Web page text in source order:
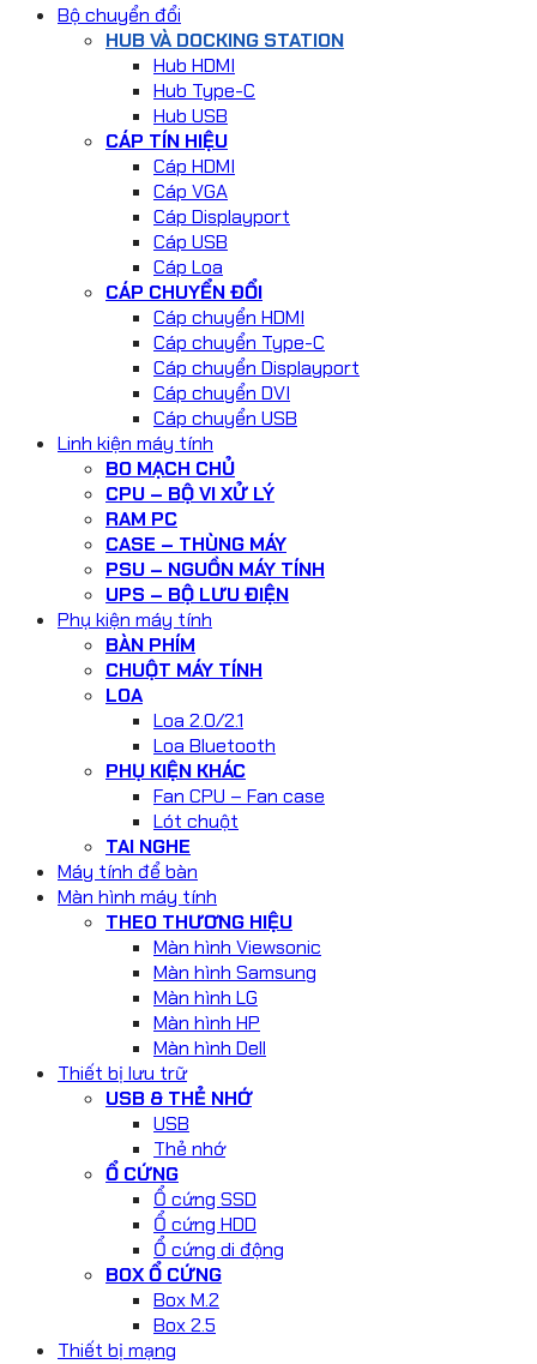
Bộ chuyển đổi
HUB VÀ DOCKING STATION
Hub HDMI
Hub Type-C
Hub USB
CÁP TÍN HIỆU
Cáp HDMI
Cáp VGA
Cáp Displayport
Cáp USB
Cáp Loa
CÁP CHUYỂN ĐỔI
Cáp chuyển HDMI
Cáp chuyển Type-C
Cáp chuyển Displayport
Cáp chuyển DVI
Cáp chuyển USB
Linh kiện máy tính
BO MẠCH CHỦ
CPU – BỘ VI XỬ LÝ
RAM PC
CASE – THÙNG MÁY
PSU – NGUỒN MÁY TÍNH
UPS – BỘ LƯU ĐIỆN
Phụ kiện máy tính
BÀN PHÍM
CHUỘT MÁY TÍNH
LOA
Loa 2.0/2.1
Loa Bluetooth
PHỤ KIỆN KHÁC
Fan CPU – Fan case
Lót chuột
TAI NGHE
Máy tính để bàn
Màn hình máy tính
THEO THƯƠNG HIỆU
Màn hình Viewsonic
Màn hình Samsung
Màn hình LG
Màn hình HP
Màn hình Dell
Thiết bị lưu trữ
USB & THẺ NHỚ
USB
Thẻ nhớ
Ổ CỨNG
Ổ cứng SSD
Ổ cứng HDD
Ổ cứng di động
BOX Ổ CỨNG
Box M.2
Box 2.5
Thiết bị mạng